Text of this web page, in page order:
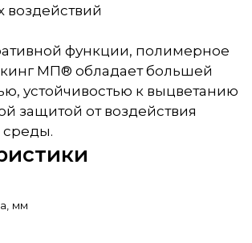
воздействий
функции, полимерное
МП® обладает большей
устойчивостью к выцветанию
защитой от воздействия
среды.
мм